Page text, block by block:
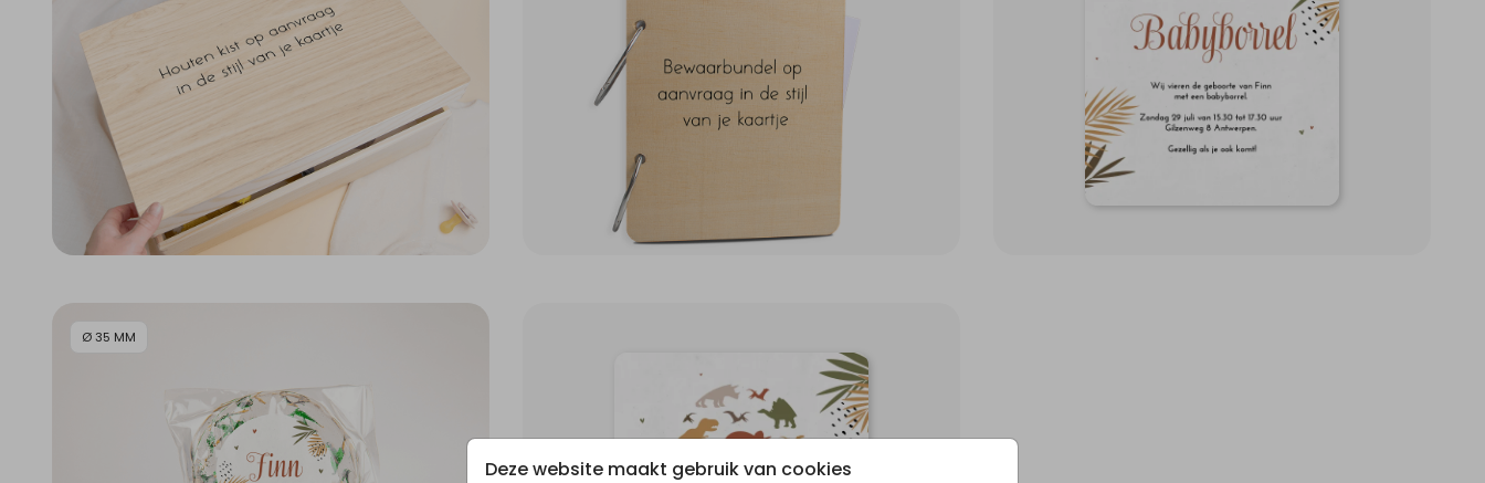
Deze website maakt gebruik van cookies
Ø 35 MM